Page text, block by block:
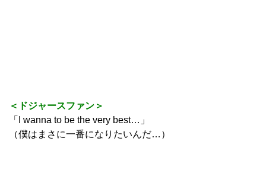
＜ドジャースファン＞
「I wanna to be the very best…」
（僕はまさに一番になりたいんだ…）